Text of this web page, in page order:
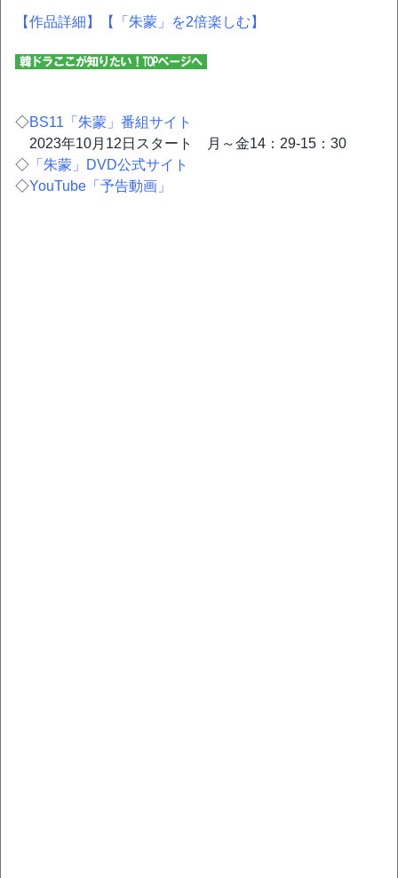
【作品詳細】 【「朱蒙」を2倍楽しむ】
◇BS11「朱蒙」番組サイト
2023年10月12日スタート 月～金14：29-15：30
◇ 「朱蒙」DVD公式サイト
◇YouTube「予告動画」